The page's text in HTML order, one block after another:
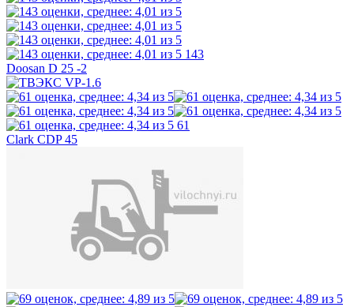
143
Doosan D 25 -2
61
Clark CDP 45